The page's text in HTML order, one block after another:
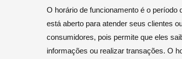
O horário de funcionamento é o
está aberto para atender seus clientes
consumidores, pois permite que eles
informações ou realizar transações. O